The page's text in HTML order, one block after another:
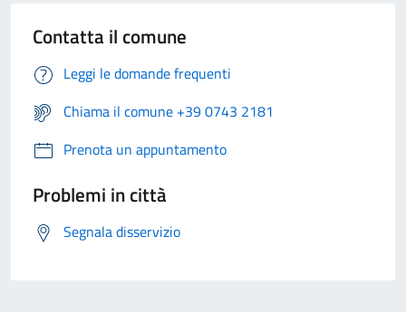
Contatta il comune
Leggi le domande frequenti
Chiama il comune +39 0743 2181
Prenota un appuntamento
Problemi in città
Segnala disservizio